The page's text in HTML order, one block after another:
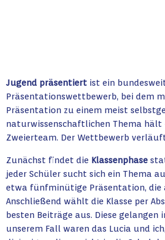
Jugend präsentiert ist ein
Präsentationswettbewerb, bei dem
Präsentation zu einem meist
naturwissenschaftlichen Thema
Zweierteam. Der Wettbewerb
Zunächst findet die Klassenphase
jeder Schüler sucht sich ein Thema
etwa fünfminütige Präsentation, die
Anschließend wählt die Klasse per
besten Beiträge aus. Diese gelangen
unserem Fall waren das Lucia und